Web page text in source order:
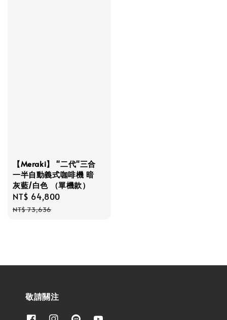
【Meraki】 "二代"三合
一半自動義式咖啡機 暗
灰藍/白色 （單機款）
Sale
price
NT$ 64,800
NT$ 73,636
敬請關注